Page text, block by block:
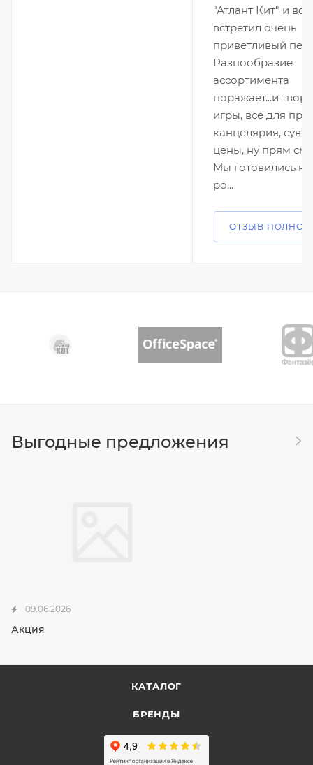
"Атлант Кит" и
встретил очень
приветливый
Разнообразие
ассортимента
поражает...и
игры, все для
канцелярия,
цены, ну прям
Мы готовились
ро...
ОТЗЫВ
Выгодные предложения
09.06.2026
Акция
КАТАЛОГ
БРЕНДЫ